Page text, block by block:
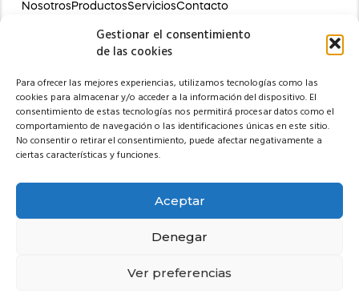
Gestionar el consentimiento
de las cookies
Para ofrecer las mejores experiencias, utilizamos tecnologías como las
cookies para almacenar y/o acceder a la información del dispositivo. El
consentimiento de estas tecnologías nos permitirá procesar datos como el
comportamiento de navegación o las identificaciones únicas en este sitio.
No consentir o retirar el consentimiento, puede afectar negativamente a
ciertas características y funciones.
Aceptar
Denegar
Ver preferencias
Nosotros ProductosServiciosContacto
Contáctanos
Av. José Peralta s/n y Jorge Carrera
Ambato, Ecuador
info@armendsafe.com